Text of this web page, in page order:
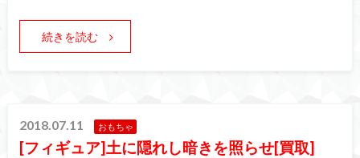
続きを読む
2018.07.11 おもちゃ
[フィギュア]土に隠れし暗きを照らせ[買取]